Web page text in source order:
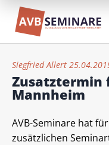
Siegfried Allert
Zusatztermin
Mannheim
AVB-Seminare hat
zusätzlichen